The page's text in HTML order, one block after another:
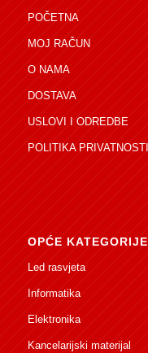
POČETNA
MOJ RAČUN
O NAMA
DOSTAVA
USLOVI I ODREDBE
POLITIKA PRIVATNOSTI
OPĆE KATEGORIJE
Led rasvjeta
Informatika
Elektronika
Kancelarijski materijal